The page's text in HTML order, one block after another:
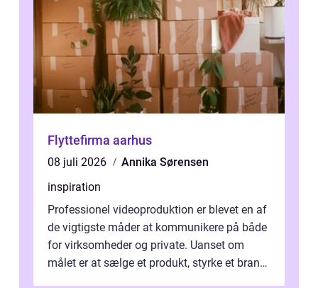
Flyttefirma aarhus
08 juli 2026
Annika Sørensen
inspiration
Professionel videoproduktion er blevet en af
de vigtigste måder at kommunikere på både
for virksomheder og private. Uanset om
målet er at sælge et produkt, styrke et brand,